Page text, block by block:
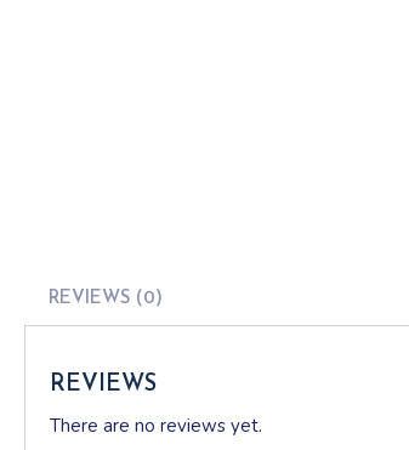
REVIEWS (0)
REVIEWS
There are no reviews yet.